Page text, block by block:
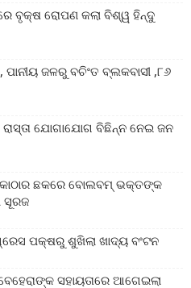
ବୃକ୍ଷ ରୋପଣ କଲା ବିଶ୍ୱ ହିନ୍ଦୁ
ଜଳରୁ ବଚିଂତ ବ୍ଲକବାସୀ ,୮୬
ଯୋଗାଯୋଗ ବିଛିନ୍ନ ନେଇ ଜନ
ଛକରେ ବୋଲବମ୍ ଭକ୍ତଙ୍କ
ସୂରଜ
ପକ୍ଷରୁ ଶୁଖିଲା ଖାଦ୍ୟ ବଂଟନ
ସହାୟତାରେ ଆଗେଇଲା